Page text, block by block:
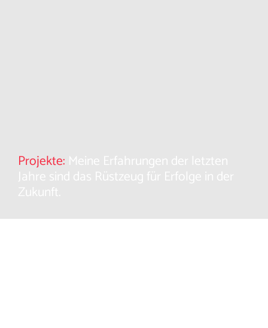
Projekte: Meine Erfahrungen der letzten
Jahre sind das Rüstzeug für Erfolge in der
Zukunft.